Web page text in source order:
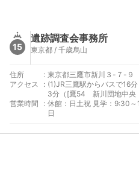
15
遺跡調査会事務所
東京都 / 千歳烏山
住所 : 東京都三鷹市新川３-７-９
アクセス
: (1)JR三鷹駅からバスで16分（～17分） 新川
3分（[鷹54 新川団地中央・仙
祥寺からバスで19分（～20分） 新川団地中央から
（[吉03 仙川（仙川折返場）・
04 深大寺・野ヶ谷行き]）
営業時間 : 休館：日土祝 見学：9:30
日